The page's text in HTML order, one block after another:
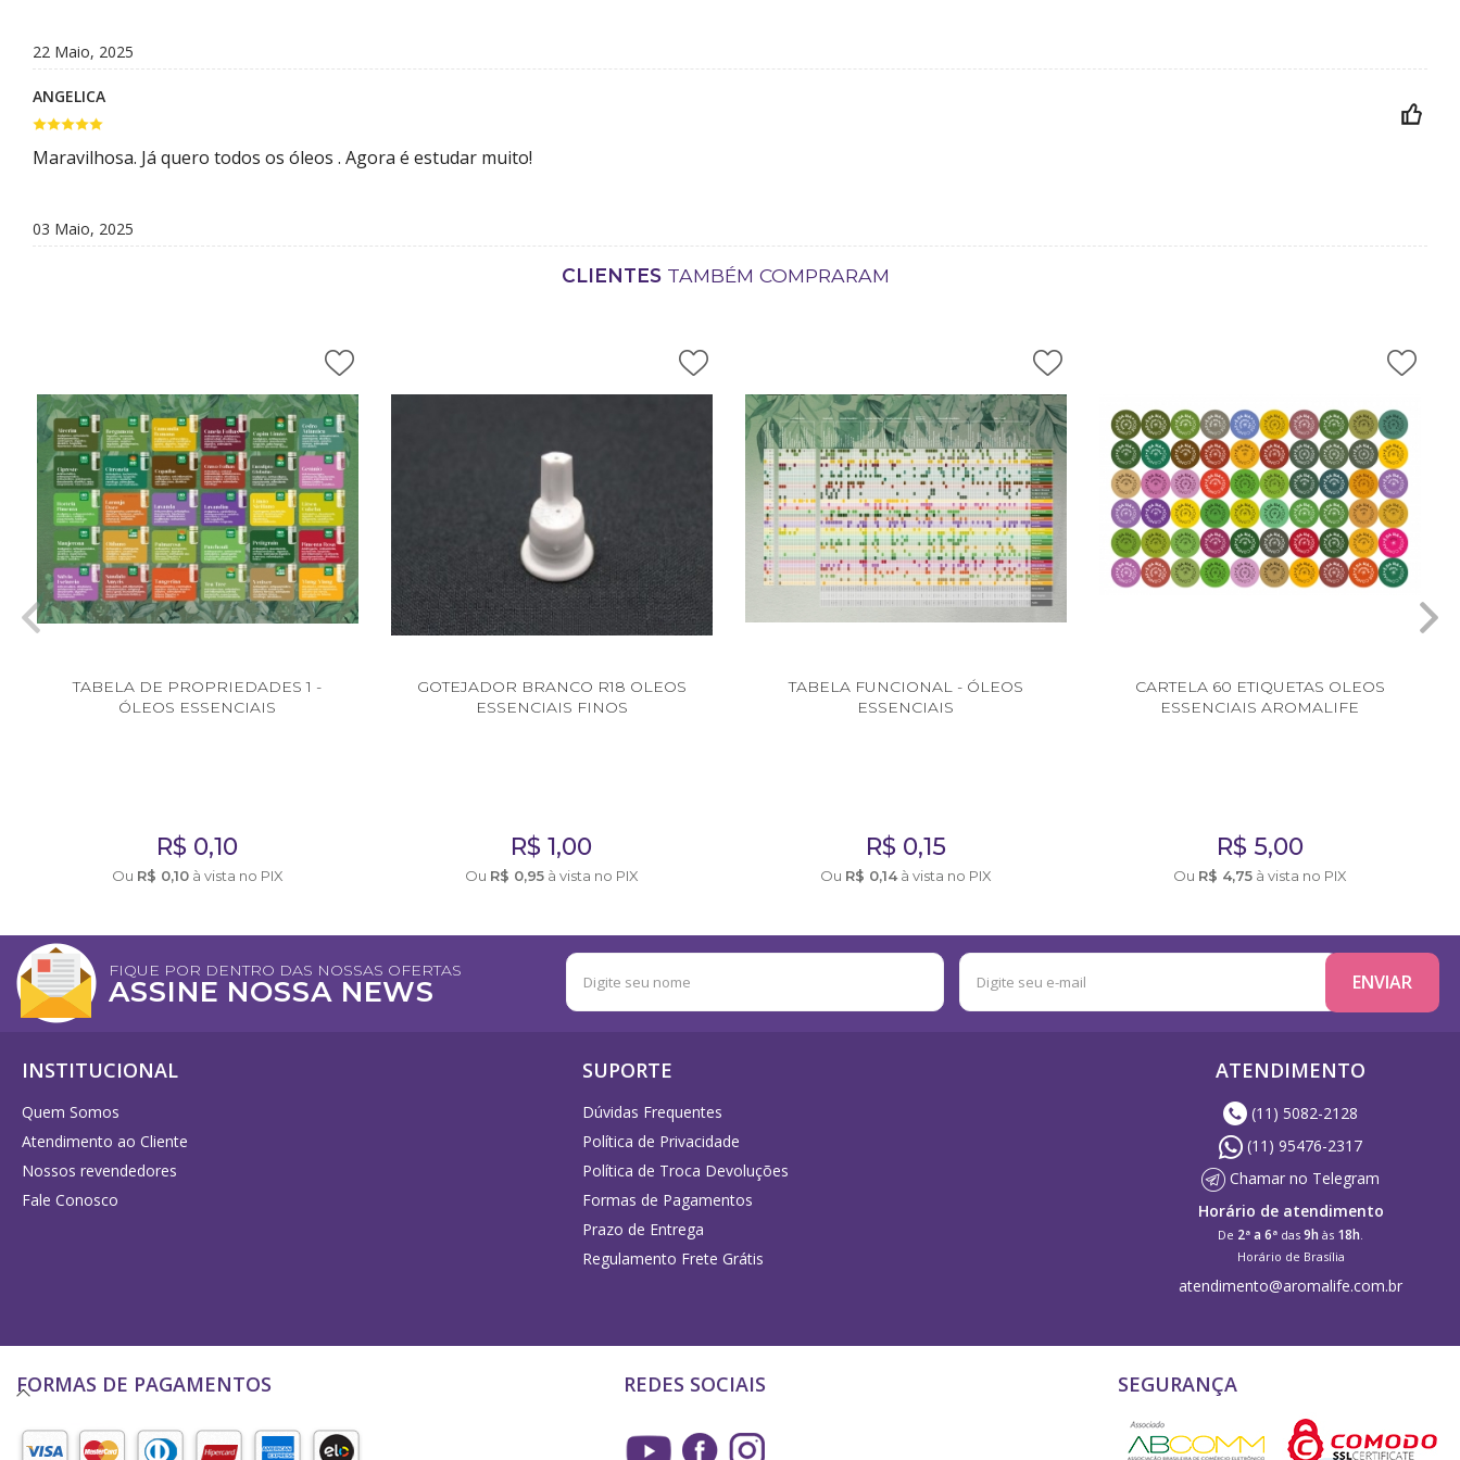
DIVERSOS
Argilas
Defumação
Vidraria
Cursos
22 Maio, 2025
ANGELICA
03 Maio, 2025
Maravilhosa. Já quero todos os óleos . Agora é estudar muito!
CLIENTES TAMBÉM COMPRARAM
TABELA DE PROPRIEDADES 1 -
ÓLEOS ESSENCIAIS
R$ 0,10
Ou R$ 0,10à vista no PIX
GOTEJADOR BRANCO R18 OLEOS
ESSENCIAIS FINOS
R$1,00
Ou R$ 0,95à vista no PIX
TABELA FUNCIONAL - ÓLEOS
ESSENCIAIS
R$ 0,15
Ou R$ 0,14à vista no PIX
CARTELA 60 ETIQUETAS OLEOS
ESSENCIAIS AROMALIFE
R$ 5,00
Ou R$ 4,75à vista no PIX
FIQUE POR DENTRO DAS NOSSAS OFERTAS
ASSINE NOSSA NEWS
INSTITUCIONAL
Quem Somos
Atendimento ao Cliente
Nossos revendedores
Fale Conosco
SUPORTE
Dúvidas Frequentes
Política de Privacidade
Política de Troca Devoluções
Formas de Pagamentos
Prazo de Entrega
Regulamento Frete Grátis
ATENDIMENTO
(11) 5082-2128
(11) 95476-2317
Chamar no Telegram
Horário de atendimento
De 2ª a 6ª das9h às 18h
Horário de Brasília
atendimento@aromalife.com.br
FORMAS DE PAGAMENTOS REDES SOCIAIS SEGURANÇA